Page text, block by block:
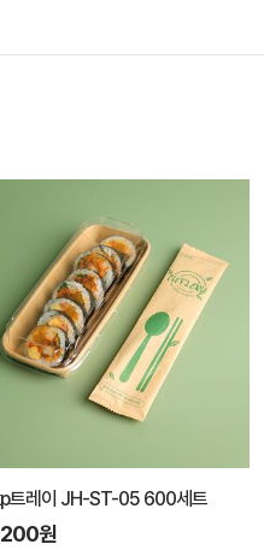
트레이 JH-ST-05 600세트
원